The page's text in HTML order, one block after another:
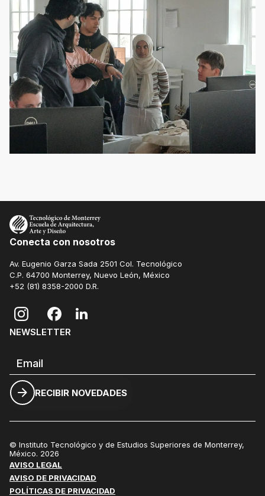
Conecta con nosotros
Av. Eugenio Garza Sada 2501 Col. Tecnológico
C.P. 64700 Monterrey, Nuevo León, México
+52 (81) 8358-2000 D.R.
NEWSLETTER
Correo electrónico
RECIBIR NOVEDADES
© Instituto Tecnológico y de Estudios Superiores de Monterrey,
México. 2026
AVISO LEGAL
AVISO DE PRIVACIDAD
POLÍTICAS DE PRIVACIDAD